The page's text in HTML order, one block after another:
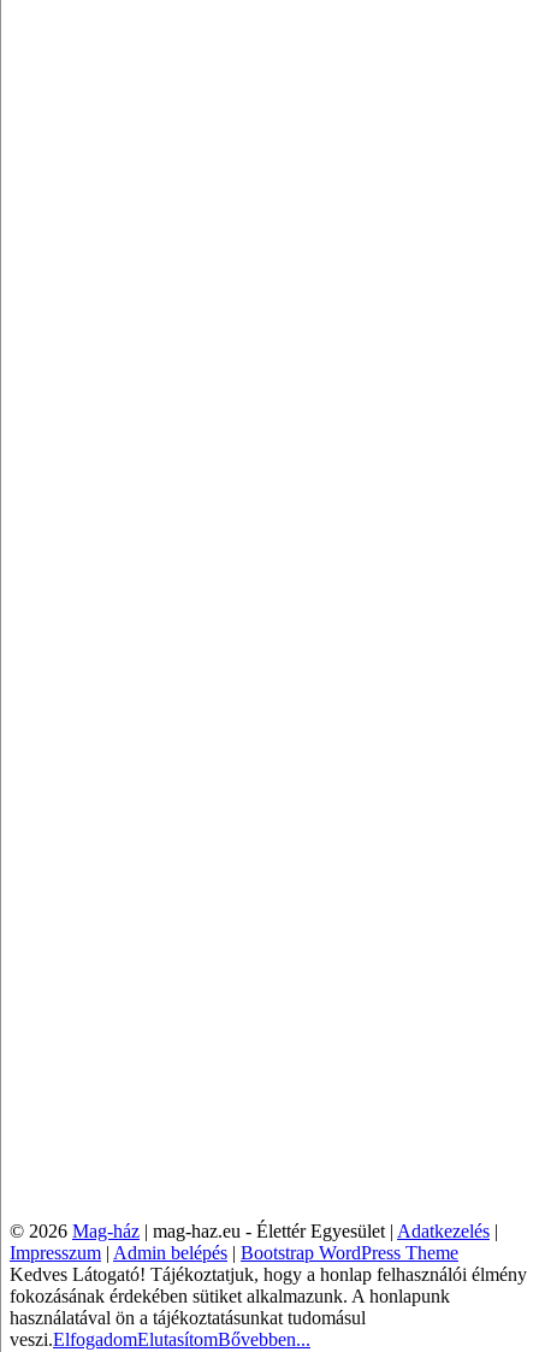
© 2026 Mag-ház | mag-haz.eu - Élettér Egyesület | Adatkezelés |
Impresszum | Admin belépés | Bootstrap WordPress Theme
Kedves Látogató! Tájékoztatjuk, hogy a honlap felhasználói élmény
fokozásának érdekében sütiket alkalmazunk. A honlapunk
használatával ön a tájékoztatásunkat tudomásul
veszi.ElfogadomElutasítomBővebben...